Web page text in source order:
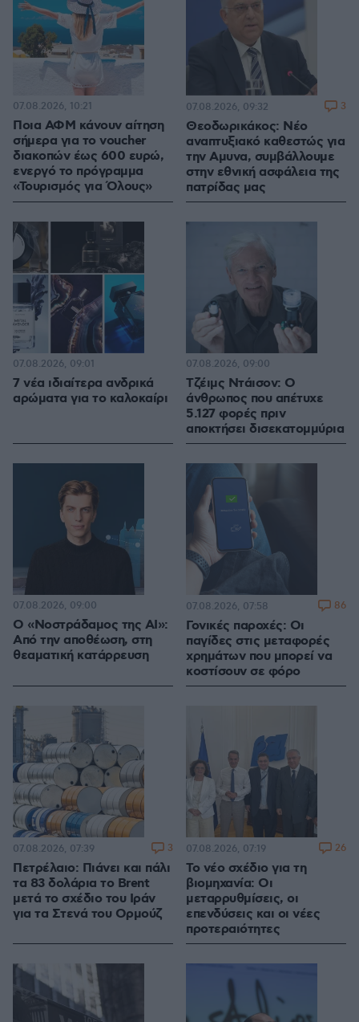
Ποια ΑΦΜ κάνουν αίτηση
σήμερα για το voucher
διακοπών έως 600 ευρώ,
ενεργό το πρόγραμμα
«Τουρισμός για Όλους»
07.08.2026, 10:21
Θεοδωρικάκος: Νέο
αναπτυξιακό καθεστώς για
την Αμυνα, συμβάλλουμε
στην εθνική ασφάλεια της
πατρίδας μας
07.08.2026, 09:32 3
7 νέα ιδιαίτερα ανδρικά
αρώματα για το καλοκαίρι
07.08.2026, 09:01
Τζέιμς Ντάισον: Ο
άνθρωπος που απέτυχε
5.127 φορές πριν
αποκτήσει δισεκατομμύρια
07.08.2026, 09:00
Ο «Νοστράδαμος της AI»:
Από την αποθέωση, στη
θεαματική κατάρρευση
07.08.2026, 09:00
Γονικές παροχές: Οι
παγίδες στις μεταφορές
χρημάτων που μπορεί να
κοστίσουν σε φόρο
07.08.2026, 07:58 86
Πετρέλαιο: Πιάνει και πάλι
τα 83 δολάρια το Brent
μετά το σχέδιο του Ιράν
για τα Στενά του Ορμούζ
07.08.2026, 07:39 3
Το νέο σχέδιο για τη
βιομηχανία: Οι
μεταρρυθμίσεις, οι
επενδύσεις και οι νέες
προτεραιότητες
07.08.2026, 07:19 26